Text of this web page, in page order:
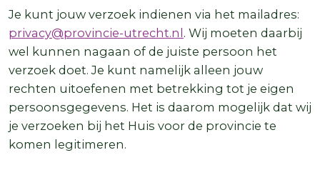
Je kunt jouw verzoek indienen via het mailadres:
privacy@provincie-utrecht.nl. Wij moeten daarbij
wel kunnen nagaan of de juiste persoon het
verzoek doet. Je kunt namelijk alleen jouw
rechten uitoefenen met betrekking tot je eigen
persoonsgegevens. Het is daarom mogelijk dat wij
je verzoeken bij het Huis voor de provincie te
komen legitimeren.